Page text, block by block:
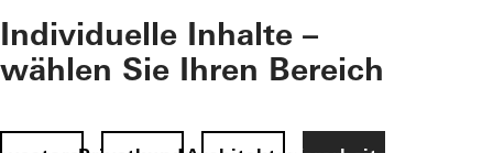
Individuelle Inhalte –
wählen Sie Ihren Bereich